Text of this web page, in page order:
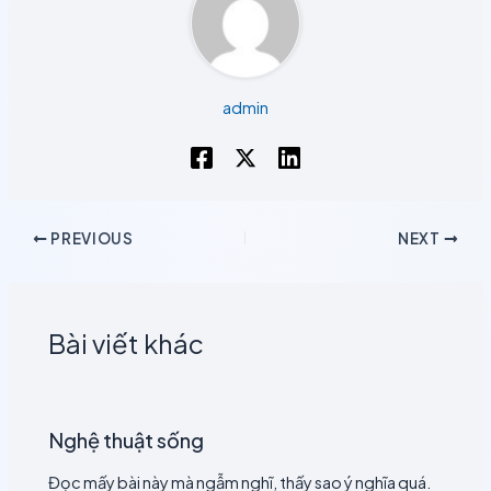
admin
PREVIOUS NEXT
Bài viết khác
Nghệ thuật sống
Đọc mấy bài này mà ngẫm nghĩ, thấy sao ý nghĩa quá.